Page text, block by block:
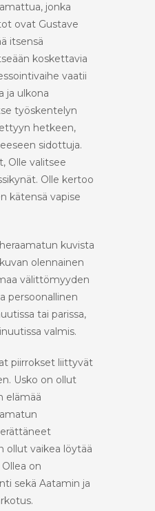
jonka
ovat Gustave
itsensä
koskettavia
vaatii
ja ulkona
työskentelyn
hetkeen,
sidottuja.
Olle valitsee
Olle kertoo
kätensä vapise
kuvista
olennainen
välittömyyden
persoonallinen
tai parissa,
valmis.
piirrokset liittyvät
Usko on ollut
elämää
ollut vaikea löytää
on
sekä Aatamin ja